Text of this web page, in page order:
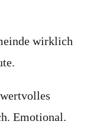
wirklich
Emotional.